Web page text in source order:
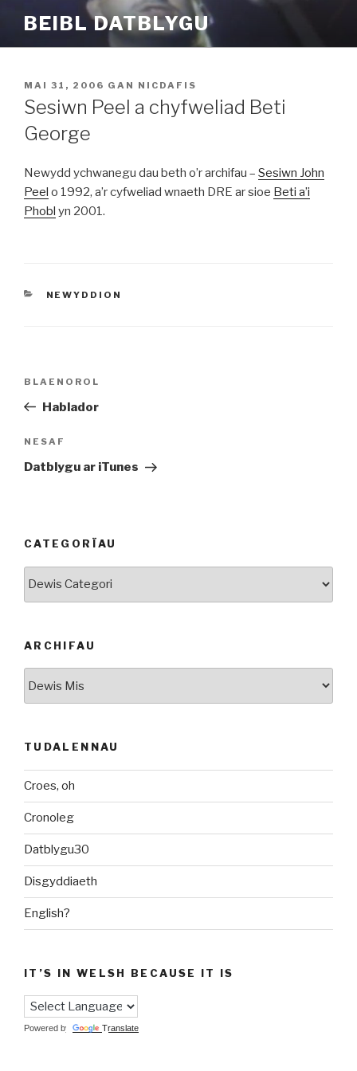
cynnwys
BEIBL DATBLYGU
COFNODWYD
AR
MAI 31, 2006 GAN NICDAFIS
Sesiwn Peel a chyfweliad Beti
George
Newydd ychwanegu dau beth o’r archifau – Sesiwn John
Peel o 1992, a’r cyfweliad wnaeth DRE ar sioe Beti a’i
Phobl yn 2001.
CATEGORÏAU
NEWYDDION
Cofnod
Blaenorol
BLAENOROL
Hablador
Cofnod
Nesaf
NESAF
Datblygu ar iTunes
CATEGORÏAU
ARCHIFAU
TUDALENNAU
Croes, oh
Cronoleg
Datblygu30
Disgyddiaeth
English?
IT’S IN WELSH BECAUSE IT IS
Powered by Translate